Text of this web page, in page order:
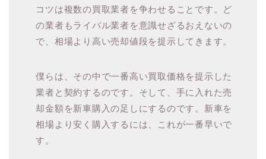
コツは複数の買取業者を争わせることです。ど
の業者もライバル業者を意識せざるおえないの
で、相場より高い売却値段を提示してきます。
僕らは、その中で一番高い買取価格を提示した
業者と契約するのです。そして、手に入れた売
却金額を新車購入の足しにするのです。新車を
相場より安く購入するには、これが一番早いで
す。